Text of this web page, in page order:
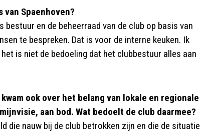
van Spaenhoven?
en de beheerraad van de club op basis van
te bespreken. Dat is voor de interne keuken. Ik
is niet de bedoeling dat het clubbestuur alles aan
ook over het belang van lokale en regionale
aan bod. Wat bedoelt de club daarmee?
die nauw bij de club betrokken zijn en die de situatie